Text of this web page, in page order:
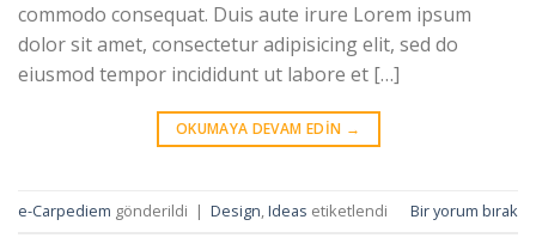
commodo consequat. Duis aute irure Lorem ipsum
dolor sit amet, consectetur adipisicing elit, sed do
eiusmod tempor incididunt ut labore et […]
OKUMAYA DEVAM EDIN →
e-Carpediem gönderildi | Design,Ideas etiketlendi Bir yorum bırak